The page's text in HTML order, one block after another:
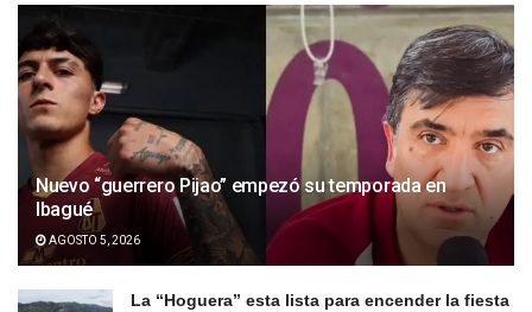
Nuevo “guerrero Pijao” empezó su temporada en
Ibagué
AGOSTO 5, 2026
La “Hoguera” esta lista para encender la fiesta